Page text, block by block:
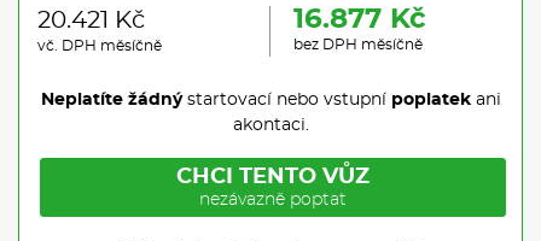
20.421 Kč
vč. DPH měsíčně
16.877 Kč
bez DPH měsíčně
Neplatíte žádnýstartovací nebo vstupní poplatekani
akontaci.
CHCI TENTO VŮZ
nezávazně poptat